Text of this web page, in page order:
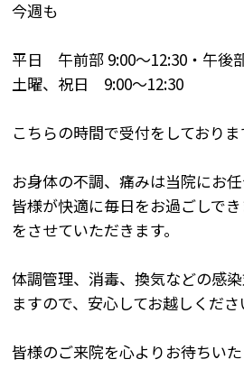
今週も
平日 午前部 9:00～12:30・午後
土曜、祝日 9:00～12:30
こちらの時間で受付をしておりま
お身体の不調、痛みは当院にお任
皆様が快適に毎日をお過ごしで
をさせていただきます。
体調管理、消毒、換気などの感
ますので、安心してお越しくださ
皆様のご来院を心よりお待ちいた